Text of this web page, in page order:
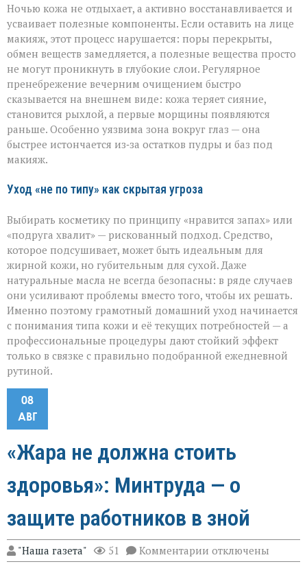
Ночью кожа не отдыхает, а активно восстанавливается и
усваивает полезные компоненты. Если оставить на лице
макияж, этот процесс нарушается: поры перекрыты,
обмен веществ замедляется, а полезные вещества просто
не могут проникнуть в глубокие слои. Регулярное
пренебрежение вечерним очищением быстро
сказывается на внешнем виде: кожа теряет сияние,
становится рыхлой, а первые морщины появляются
раньше. Особенно уязвима зона вокруг глаз — она
быстрее истончается из‑за остатков пудры и баз под
макияж.
Уход «не по типу» как скрытая угроза
Выбирать косметику по принципу «нравится запах» или
«подруга хвалит» — рискованный подход. Средство,
которое подсушивает, может быть идеальным для
жирной кожи, но губительным для сухой. Даже
натуральные масла не всегда безопасны: в ряде случаев
они усиливают проблемы вместо того, чтобы их решать.
Именно поэтому грамотный домашний уход начинается
с понимания типа кожи и её текущих потребностей — а
профессиональные процедуры дают стойкий эффект
только в связке с правильно подобранной ежедневной
рутиной.
08
АВГ
«Жара не должна стоить
здоровья»: Минтруда — о
защите работников в зной
"Наша газета" 51 Комментарии к
записи
отключены